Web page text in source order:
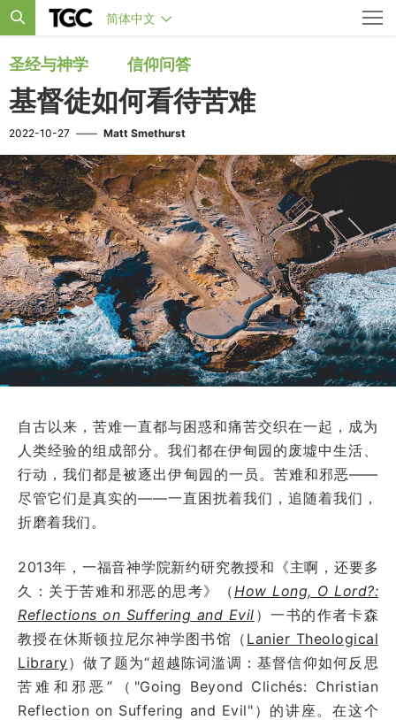
简体中文
圣经与神学 信仰问答
基督徒如何看待苦难
2022-10-27 —— Matt Smethurst
自古以来，苦难一直都与困惑和痛苦交织在一起，成为
人类经验的组成部分。我们都在伊甸园的废墟中生活、
行动，我们都是被逐出伊甸园的一员。苦难和邪恶——
尽管它们是真实的——一直困扰着我们，追随着我们，
折磨着我们。
2013年，一福音神学院新约研究教授和《主啊，还要多
久：关于苦难和邪恶的思考》（ How Long, O Lord?:
Reflections on Suffering and Evil ）一书的作者卡森
教授在休斯顿拉尼尔神学图书馆（ Lanier Theological
Library）做了题为“超越陈词滥调：基督信仰如何反思
苦难和邪恶”（"Going Beyond Clichés: Christian
Reflection on Suffering and Evil"）的讲座。在这个